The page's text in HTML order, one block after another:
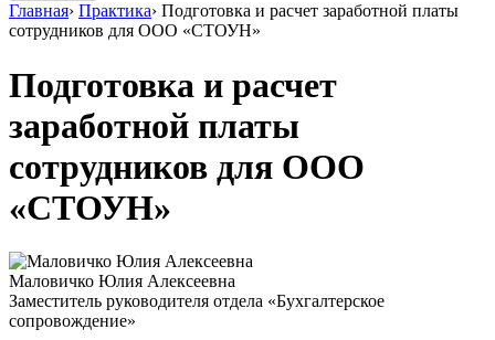
Главная› Практика› Подготовка и расчет заработной платы
сотрудников для ООО «СТОУН»
Подготовка и расчет
заработной платы
сотрудников для ООО
«СТОУН»
Маловичко Юлия Алексеевна
Заместитель руководителя отдела «Бухгалтерское
сопровождение»